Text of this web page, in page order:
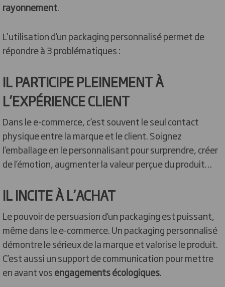
rayonnement.
L'utilisation d’un packaging personnalisé permet de
répondre à 3 problématiques :
IL PARTICIPE PLEINEMENT À
L’EXPÉRIENCE CLIENT
Dans le e-commerce, c’est souvent le seul contact
physique entre la marque et le client. Soignez
l’emballage en le personnalisant pour surprendre, créer
de l’émotion, augmenter la valeur perçue du produit…
IL INCITE À L’ACHAT
Le pouvoir de persuasion d’un packaging est puissant,
même dans le e-commerce. Un packaging personnalisé
démontre le sérieux de la marque et valorise le produit.
C’est aussi un support de communication pour mettre
en avant vosengagements écologiques.